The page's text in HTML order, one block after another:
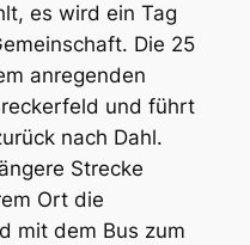
es wird ein Tag
Die 25
anregenden
und führt
nach Dahl.
Strecke
Ort die
mit dem Bus zum